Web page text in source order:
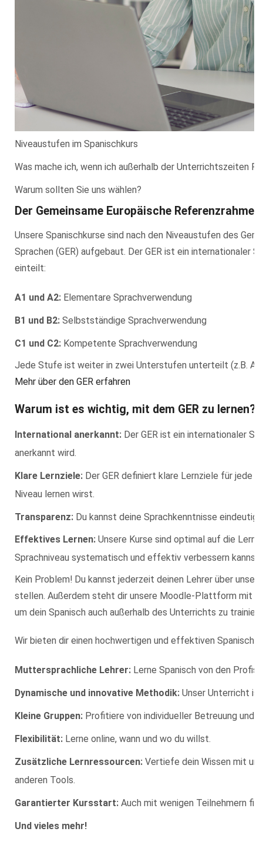
Niveaustufen im Spanischkurs
Was mache ich, wenn ich außerhalb der Unterrichtszeiten
Warum sollten Sie uns wählen?
Der Gemeinsame Europäische Referenzrahmen
Unsere Spanischkurse sind nach den Niveaustufen des
Sprachen (GER) aufgebaut. Der GER ist ein internationaler
einteilt:
A1 und A2: Elementare Sprachverwendung
B1 und B2: Selbstständige Sprachverwendung
C1 und C2: Kompetente Sprachverwendung
Jede Stufe ist weiter in zwei Unterstufen unterteilt (z.B.
Mehr über den GER erfahren
Warum ist es wichtig, mit dem GER zu lernen?
International anerkannt: Der GER ist ein internationaler
anerkannt wird.
Klare Lernziele: Der GER definiert klare Lernziele für jede
Niveau lernen wirst.
Transparenz: Du kannst deine Sprachkenntnisse
Effektives Lernen: Unsere Kurse sind optimal auf die
Sprachniveau systematisch und effektiv verbessern kannst.
Kein Problem! Du kannst jederzeit deinen Lehrer über
stellen. Außerdem steht dir unsere Moodle-Plattform mit
um dein Spanisch auch außerhalb des Unterrichts zu
Wir bieten dir einen hochwertigen und effektiven
Muttersprachliche Lehrer: Lerne Spanisch von den Profis!
Dynamische und innovative Methodik: Unser Unterricht
Kleine Gruppen: Profitiere von individueller Betreuung und
Flexibilität: Lerne online, wann und wo du willst.
Zusätzliche Lernressourcen: Vertiefe dein Wissen mit
anderen Tools.
Garantierter Kursstart: Auch mit wenigen Teilnehmern
Und vieles mehr!